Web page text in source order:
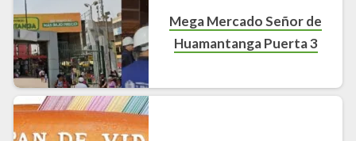
Mega Mercado Señor de
Huamantanga Puerta 3